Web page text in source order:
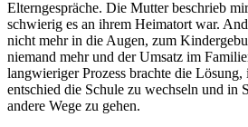
Elterngespräche. Die Mutter beschrieb
schwierig es an ihrem Heimatort war.
nicht mehr in die Augen, zum
niemand mehr und der Umsatz im
langwieriger Prozess brachte die
entschied die Schule zu wechseln und in
andere Wege zu gehen.